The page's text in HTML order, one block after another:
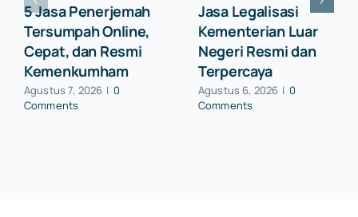
5 Jasa Penerjemah
Tersumpah Online,
Cepat, dan Resmi
Kemenkumham
Agustus 7, 2026 | 0
Comments
Jasa Legalisasi
Kementerian Luar
Negeri Resmi dan
Terpercaya
Agustus 6, 2026 | 0
Comments